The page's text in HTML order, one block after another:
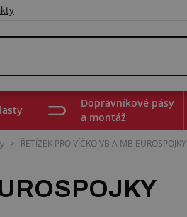
Dopravníkové pásy
a montáž
> ŘETÍZEK PRO VÍČKO VB A MB EUROSPOJKY